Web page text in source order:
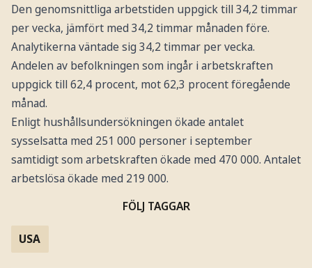
Den genomsnittliga arbetstiden uppgick till 34,2 timmar
per vecka, jämfört med 34,2 timmar månaden före.
Analytikerna väntade sig 34,2 timmar per vecka.
Andelen av befolkningen som ingår i arbetskraften
uppgick till 62,4 procent, mot 62,3 procent föregående
månad.
Enligt hushållsundersökningen ökade antalet
sysselsatta med 251 000 personer i september
samtidigt som arbetskraften ökade med 470 000. Antalet
arbetslösa ökade med 219 000.
FÖLJ TAGGAR
USA